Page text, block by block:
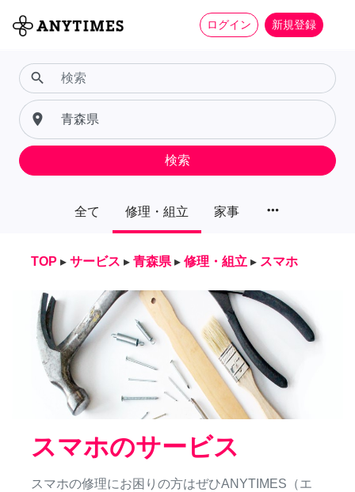
ログイン 新規登録
全て 修理・組立 家事 more_horiz
search
place
検索
TOP ▸ サービス ▸ 青森県 ▸ 修理・組立 ▸ スマホ
スマホのサービス
スマホの修理にお困りの方はぜひANYTIMES（エ